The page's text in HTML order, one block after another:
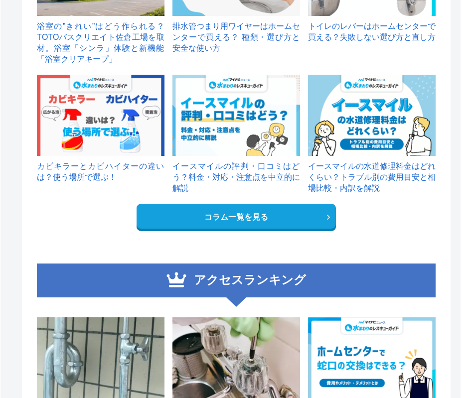
浴室の”きれい”はどう作られる？
TOTOバスクリエイト佐倉工場を取
材。浴室「シンラ」体験と新機能
「浴室クリアキープ」
排水管つまり用ワイヤーはホームセ
ンターで買える？ 種類・選び方と
安全な使い方
トイレのレバーはホームセンターで
買える？失敗しない選び方と直し方
カビキラーとカビハイターの違い
は？使う場所で選ぶ！
イースマイルの評判・口コミはど
う？料金・対応・注意点を中立的に
解説
イースマイルの水道修理料金はどれ
くらい？トラブル別の費用目安と相
場比較・内訳を解説
コラム一覧を見る
アクセスランキング
1 2